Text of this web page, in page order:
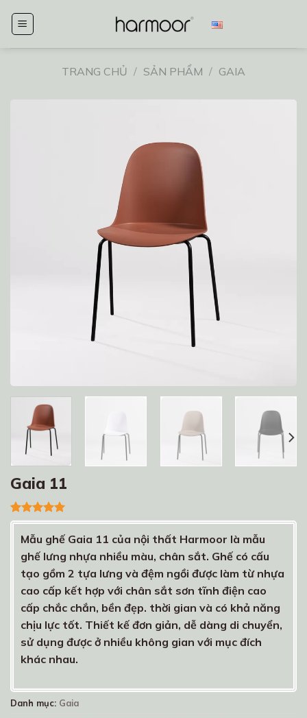
đến
TRANG CHỦ / SẢN PHẨM / GAIA
Gaia 11
5.00trên 5
dựa trên
1
đánh giá
Mẫu ghế Gaia 11 của nội thất Harmoor là mẫu
ghế lưng nhựa nhiều màu, chân sắt. Ghế có cấu
tạo gồm 2 tựa lưng và đệm ngồi được làm từ nhựa
cao cấp kết hợp với chân sắt sơn tĩnh điện cao
cấp chắc chắn, bền đẹp. thời gian và có khả năng
chịu lực tốt. Thiết kế đơn giản, dễ dàng di chuyển,
sử dụng được ở nhiều không gian với mục đích
khác nhau.
Danh mục: Gaia